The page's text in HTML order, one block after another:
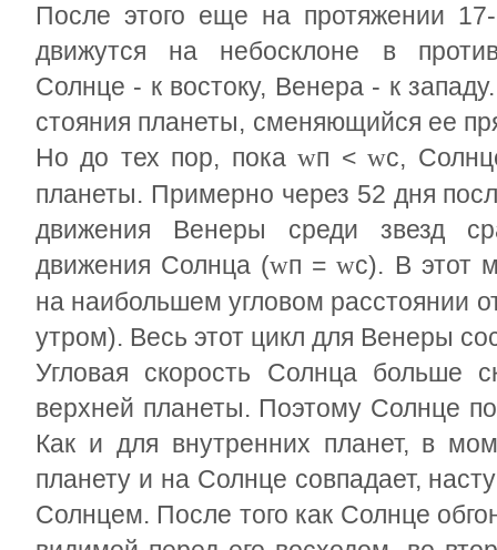
После этого еще на протяжении
движутся на небосклоне в
Солнце - к востоку, Венера - к
стояния планеты, сменяющийся ее
Но до тех пор, покаwп <wс,
планеты. Примерно через 52 дня
движения Венеры среди звезд
движения Солнца (wп =wс). В этот
на наибольшем угловом расстоянии
утром). Весь этот цикл для Венеры
Угловая скорость Солнца больше
верхней планеты. Поэтому Солнце
Как и для внутренних планет, в
планету и на Солнце совпадает,
Солнцем. После того как Солнце